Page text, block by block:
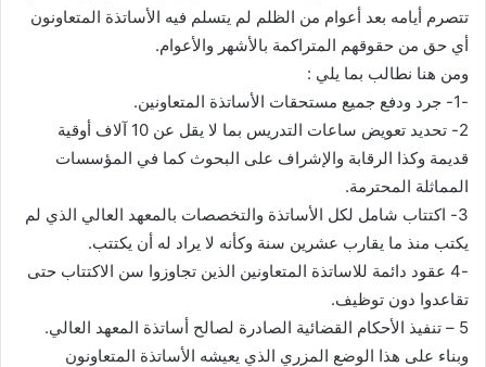
تتصرم أيامه بعد أعوام من الظلم لم يتسلم فيه الأساتذة المتعاونون
أي حق من حقوقهم المتراكمة بالأشهر والأعوام.
ومن هنا نطالب بما يلي :
-1- جرد ودفع جميع مستحقات الأساتذة المتعاونين.
2- تحديد تعویض ساعات التدريس بما لا يقل عن 10 آلاف أوقية
قديمة وكذا الرقابة والإشراف على البحوث كما في المؤسسات
المماثلة المحترمة.
3- اكتتاب شامل لكل الأساتذة والتخصصات بالمعهد العالي الذي لم
يكتب منذ ما يقارب عشرين سنة وكأنه لا يراد له أن يكتتب.
-4 عقود دائمة للاساتذة المتعاونين الذين تجاوزوا سن الاكتتاب حتى
تقاعدوا دون توظيف.
5 – تنفيذ الأحكام القضائية الصادرة لصالح أساتذة المعهد العالي.
وبناء على هذا الوضع المزري الذي يعيشه الأساتذة المتعاونون